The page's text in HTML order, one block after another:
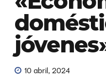
10 abril, 2024